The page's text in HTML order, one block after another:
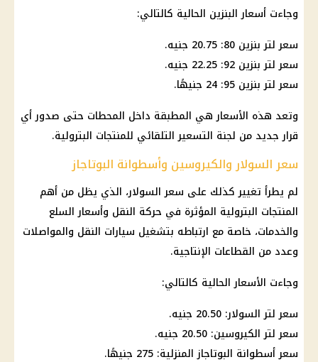
وجاءت أسعار البنزين الحالية كالتالي:
سعر لتر بنزين 80: 20.75 جنيه.
سعر لتر بنزين 92: 22.25 جنيه.
سعر لتر بنزين 95: 24 جنيهًا.
وتعد هذه الأسعار هي المطبقة داخل المحطات حتى صدور أي
قرار جديد من لجنة التسعير التلقائي للمنتجات البترولية.
سعر السولار والكيروسين وأسطوانة البوتاجاز
لم يطرأ تغيير كذلك على سعر السولار، الذي يظل من أهم
المنتجات البترولية المؤثرة في حركة النقل وأسعار السلع
والخدمات، خاصة مع ارتباطه بتشغيل سيارات النقل والمواصلات
وعدد من القطاعات الإنتاجية.
وجاءت الأسعار الحالية كالتالي:
سعر لتر السولار: 20.50 جنيه.
سعر لتر الكيروسين: 20.50 جنيه.
سعر أسطوانة البوتاجازالمنزلية: 275 جنيهًا.